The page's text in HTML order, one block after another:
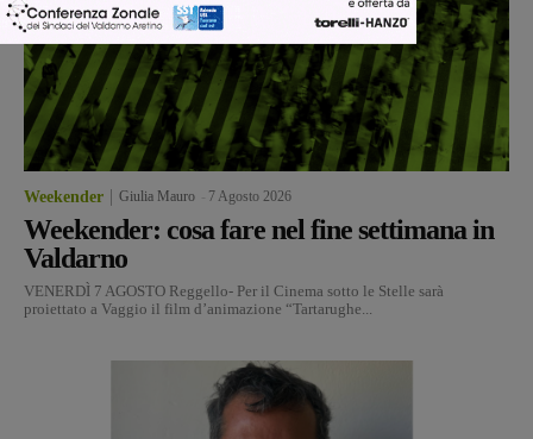
Weekender Giulia Mauro 7 Agosto 2026
Weekender: cosa fare nel fine settimana in
Valdarno
VENERDÌ 7 AGOSTO Reggello- Per il Cinema sotto le Stelle sarà
proiettato a Vaggio il film d’animazione “Tartarughe...